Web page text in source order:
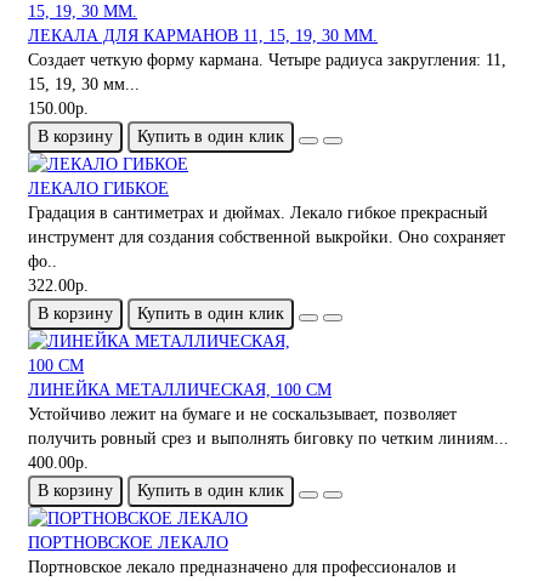
ЛЕКАЛА ДЛЯ КАРМАНОВ 11, 15, 19, 30 ММ.
Создает четкую форму кармана. Четыре радиуса закругления: 11,
15, 19, 30 мм...
150.00р.
В корзину
Купить в один клик
ЛЕКАЛО ГИБКОЕ
Градация в сантиметрах и дюймах. Лекало гибкое прекрасный
инструмент для создания собственной выкройки. Оно сохраняет
фо..
322.00р.
В корзину
Купить в один клик
ЛИНЕЙКА МЕТАЛЛИЧЕСКАЯ, 100 СМ
Устойчиво лежит на бумаге и не соскальзывает, позволяет
получить ровный срез и выполнять биговку по четким линиям...
400.00р.
В корзину
Купить в один клик
ПОРТНОВСКОЕ ЛЕКАЛО
Портновское лекало предназначено для профессионалов и